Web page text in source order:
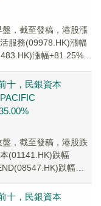
盤，截至發稿，港股漲
服務(09978.HK)漲幅
漲幅+81.25%、
十，民銀資本
盤，截至發稿，港股跌
(01141.HK)跌幅
跌幅
十，民銀資本